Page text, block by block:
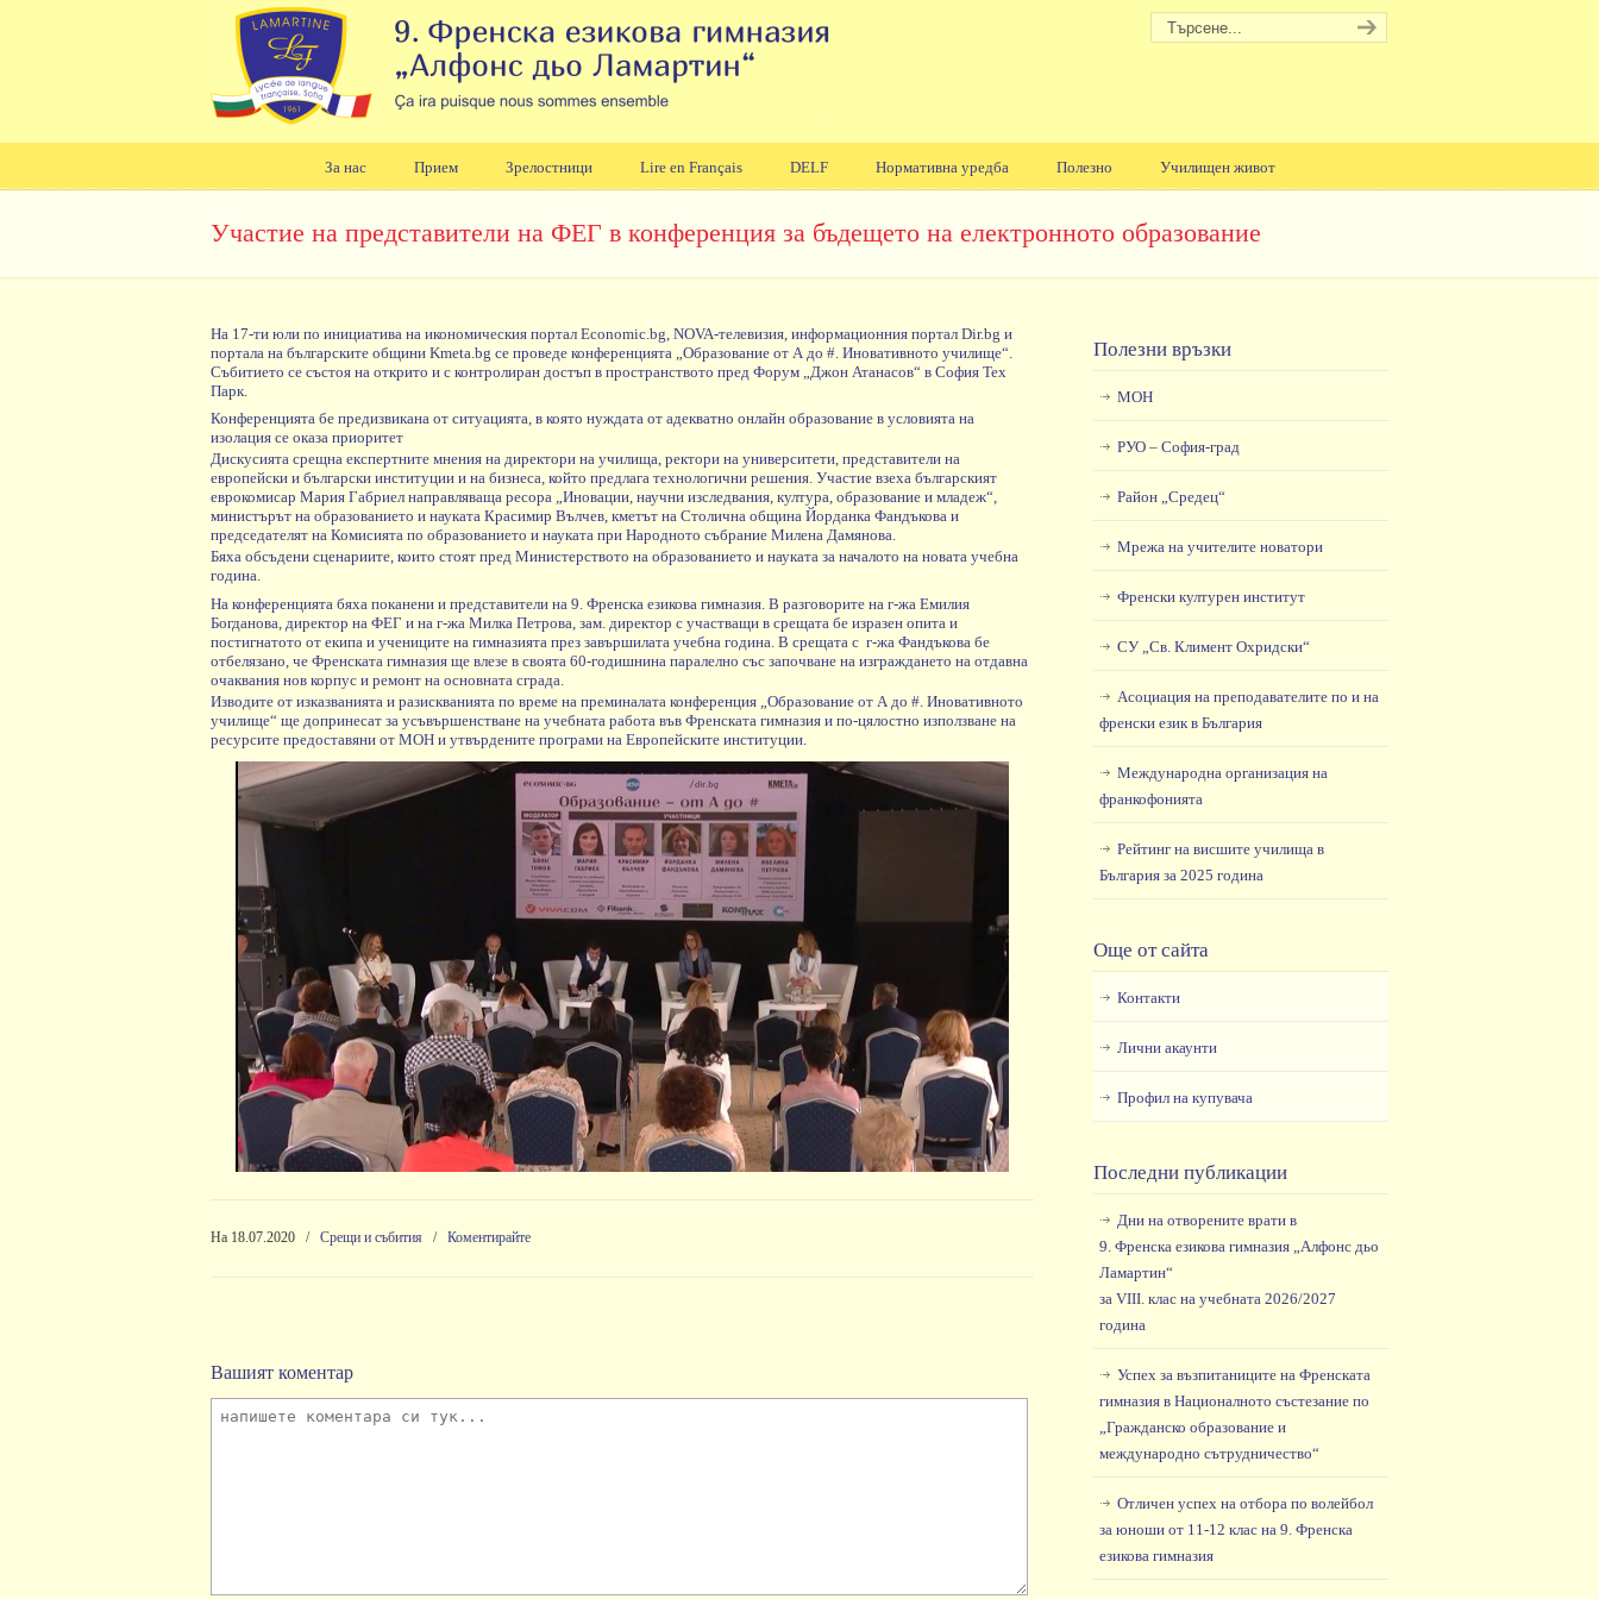
За нас Прием Зрелостници Lire en Français DELF Нормативна уредба Полезно Училищен живот
Навигация
Участие на представители на ФЕГ в конференция за бъдещето на електронното образование
На 17-ти юли по инициатива на икономическия портал Economic.bg, NOVA-телевизия, информационния портал Dir.bg и
портала на българските общини Kmeta.bg се проведе конференцията „Образование от А до #. Иновативното училище“.
Събитието се състоя на открито и с контролиран достъп в пространството пред Форум „Джон Атанасов“ в София Тех
Парк.
Конференцията бе предизвикана от ситуацията, в която нуждата от адекватно онлайн образование в условията на
изолация се оказа приоритет
Дискусията срещна експертните мнения на директори на училища, ректори на университети, представители на
европейски и български институции и на бизнеса, който предлага технологични решения. Участие взеха българският
еврокомисар Мария Габриел направляваща ресора „Иновации, научни изследвания, култура, образование и младеж“,
министърът на образованието и науката Красимир Вълчев, кметът на Столична община Йорданка Фандъкова и
председателят на Комисията по образованието и науката при Народното събрание Милена Дамянова.
Бяха обсъдени сценариите, които стоят пред Министерството на образованието и науката за началото на новата учебна
година.
На конференцията бяха поканени и представители на 9. Френска езикова гимназия. В разговорите на г-жа Емилия
Богданова, директор на ФЕГ и на г-жа Милка Петрова, зам. директор с участващи в срещата бе изразен опита и
постигнатото от екипа и учениците на гимназията през завършилата учебна година. В срещата с г-жа Фандъкова бе
отбелязано, че Френската гимназия ще влезе в своята 60-годишнина паралелно със започване на изграждането на отдавна
очаквания нов корпус и ремонт на основната сграда.
Изводите от изказванията и разискванията по време на преминалата конференция „Образование от А до #. Иновативното
училище“ ще допринесат за усъвършенстване на учебната работа във Френската гимназия и по-цялостно използване на
ресурсите предоставяни от МОН и утвърдените програми на Европейските институции.
На 18.07.2020 / Срещи и събития / Коментирайте
Вашият коментар
Полезни връзки
МОН
РУО – София-град
Район „Средец“
Мрежа на учителите новатори
Френски културен институт
СУ „Св. Климент Охридски“
Асоциация на преподавателите по и на
френски език в България
Международна организация на
франкофонията
Рейтинг на висшите училища в
България за 2025 година
Още от сайта
Контакти
Лични акаунти
Профил на купувача
Последни публикации
Дни на отворените врати в
9. Френска езикова гимназия „Алфонс дьо
Ламартин“
за VIII. клас на учебната 2026/2027
година
Успех за възпитаниците на Френската
гимназия в Националното състезание по
„Гражданско образование и
международно сътрудничество“
Отличен успех на отбора по волейбол
за юноши от 11-12 клас на 9. Френска
езикова гимназия